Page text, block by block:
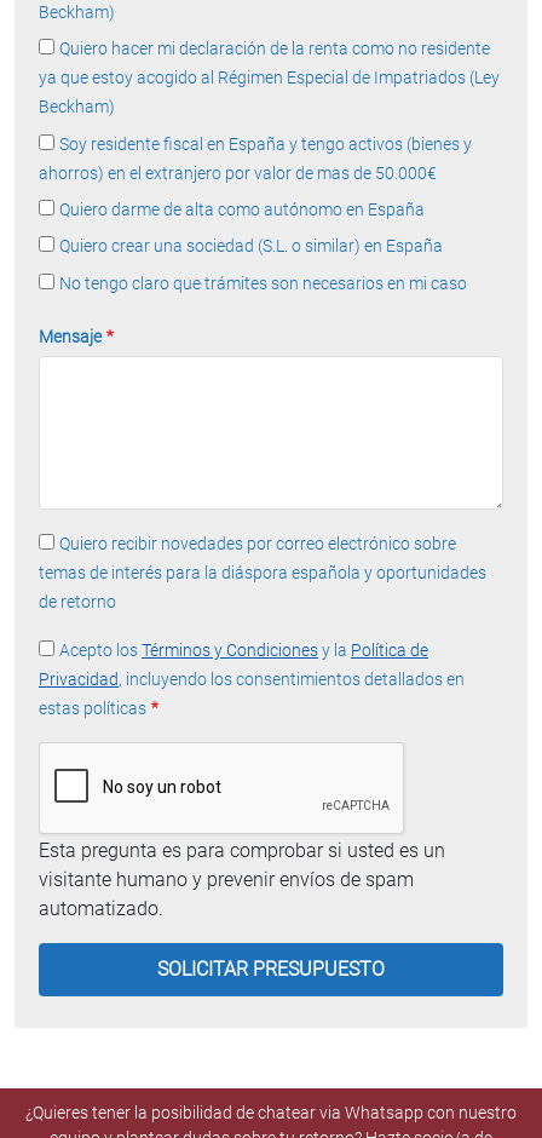
Beckham)
Quiero hacer mi declaración de la renta como no residente
ya que estoy acogido al Régimen Especial de Impatriados (Ley
Beckham)
Soy residente fiscal en España y tengo activos (bienes y
ahorros) en el extranjero por valor de mas de 50.000€
Quiero darme de alta como autónomo en España
Quiero crear una sociedad (S.L. o similar) en España
No tengo claro que trámites son necesarios en mi caso
Mensaje
Quiero recibir novedades por correo electrónico sobre
temas de interés para la diáspora española y oportunidades
de retorno
Acepto losTérminos y Condicionesy la Política de
Privacidad, incluyendo los consentimientos detallados en
estas políticas
Esta pregunta es para comprobar si usted es un
visitante humano y prevenir envíos de spam
automatizado.
¿Quieres tener la posibilidad de chatear via Whatsapp con nuestro